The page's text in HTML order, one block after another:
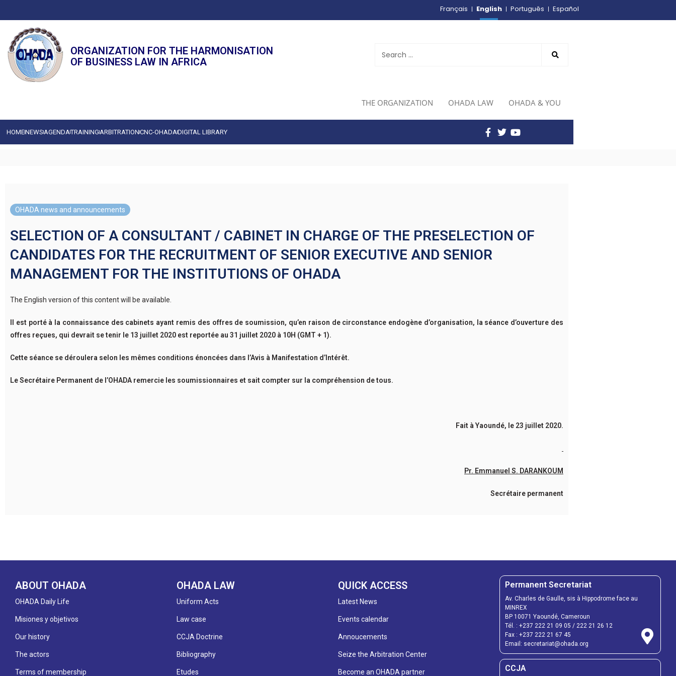
Français English Português Español
ORGANIZATION FOR THE HARMONISATION
OF BUSINESS LAW IN AFRICA
THE ORGANIZATION OHADA LAW OHADA & YOU
HOMENEWSAGENDATRAININGARBITRATIONCNC-OHADADIGITAL LIBRARY
OHADA news and announcements
SELECTION OF A CONSULTANT / CABINET IN CHARGE OF THE PRESELECTION OF
CANDIDATES FOR THE RECRUITMENT OF SENIOR EXECUTIVE AND SENIOR
MANAGEMENT FOR THE INSTITUTIONS OF OHADA
The English version of this content will be available.
Il est porté à la connaissance des cabinets ayant remis des offres de soumission, qu’en raison de circonstance endogène d’organisation, la séance d’ouverture des
offres reçues, qui devrait se tenir le 13 juillet 2020 est reportée au 31 juillet 2020 à 10H (GMT + 1).
Cette séance se déroulera selon les mêmes conditions énoncées dans l’Avis à Manifestation d’Intérêt.
Le Secrétaire Permanent de l’OHADA remercie les soumissionnaires et sait compter sur la compréhension de tous.
Fait à Yaoundé, le 23 juillet 2020.
Pr. Emmanuel S. DARANKOUM
Secrétaire permanent
ABOUT OHADA
OHADA Daily Life
Misiones y objetivos
Our history
The actors
Terms of membership
OHADA LAW
Uniform Acts
Law case
CCJA Doctrine
Bibliography
Etudes
QUICK ACCESS
Latest News
Events calendar
Annoucements
Seize the Arbitration Center
Become an OHADA partner
Permanent Secretariat
Av. Charles de Gaulle, sis à Hippodrome face au
MINREX
BP 10071 Yaoundé, Cameroun
Tél. : +237 222 21 09 05 / 222 21 26 12
Fax : +237 222 21 67 45
Email: secretariat@ohada.org
CCJA